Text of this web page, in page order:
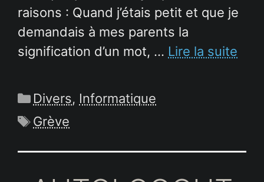
raisons : Quand j’étais petit et que je
demandais à mes parents la
signification d’un mot, … Lire la suite
Catégories
Divers, Informatique
Étiquettes
Grève